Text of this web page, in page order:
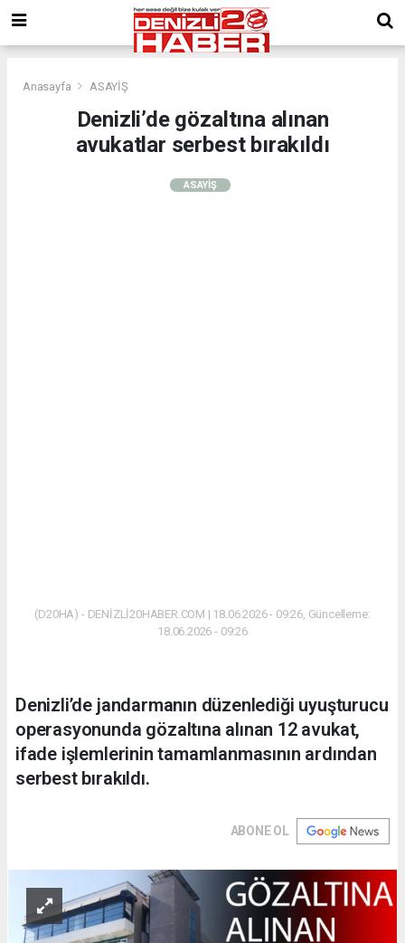
Anasayfa ASAYİŞ
Denizli’de gözaltına alınan
avukatlar serbest bırakıldı
ASAYİŞ
(D20HA) - DENİZLİ20HABER.COM | 18.06.2026 - 09:26, Güncelleme:
18.06.2026 - 09:26
Denizli’de jandarmanın düzenlediği uyuşturucu
operasyonunda gözaltına alınan 12 avukat,
ifade işlemlerinin tamamlanmasının ardından
serbest bırakıldı.
ABONE OL